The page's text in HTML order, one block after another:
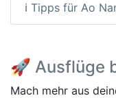
ℹ️ Tipps für Ao
🚀 Ausflüge
Mach mehr aus